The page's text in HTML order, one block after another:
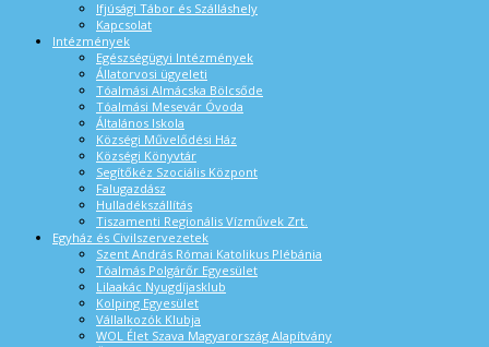
Ifjúsági Tábor és Szálláshely
Kapcsolat
Intézmények
Egészségügyi Intézmények
Állatorvosi ügyeleti
Tóalmási Almácska Bölcsőde
Tóalmási Mesevár Óvoda
Általános Iskola
Községi Művelődési Ház
Községi Könyvtár
Segítőkéz Szociális Központ
Falugazdász
Hulladékszállítás
Tiszamenti Regionális Vízművek Zrt.
Egyház és Civilszervezetek
Szent András Római Katolikus Plébánia
Tóalmás Polgárőr Egyesület
Lilaakác Nyugdíjasklub
Kolping Egyesület
Vállalkozók Klubja
WOL Élet Szava Magyarország Alapítvány